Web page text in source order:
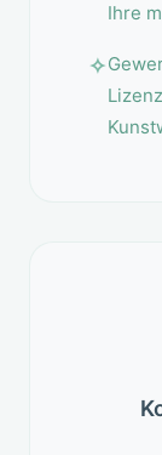
Ihre